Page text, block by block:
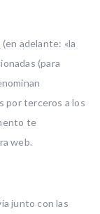
(en adelante: «la
(para
por terceros a los
te
web.
junto con las